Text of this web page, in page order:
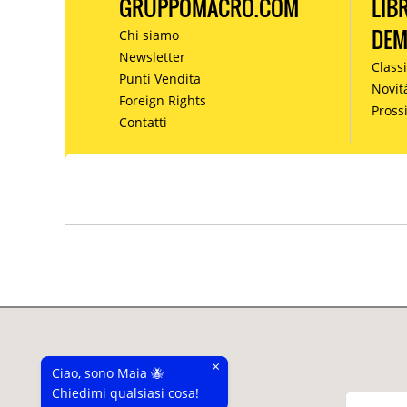
GRUPPOMACRO.COM
Chi siamo
Newsletter
Punti Vendita
Foreign Rights
Contatti
Ciao, sono Maia 🐝
Chiedimi qualsiasi cosa!
×